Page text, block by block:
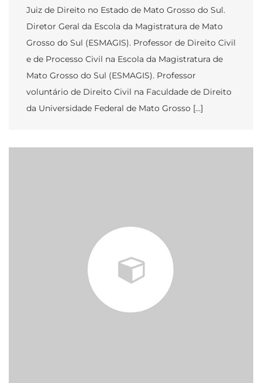
Juiz de Direito no Estado de Mato Grosso do Sul.
Diretor Geral da Escola da Magistratura de Mato
Grosso do Sul (ESMAGIS). Professor de Direito Civil
e de Processo Civil na Escola da Magistratura de
Mato Grosso do Sul (ESMAGIS). Professor
voluntário de Direito Civil na Faculdade de Direito
da Universidade Federal de Mato Grosso […]